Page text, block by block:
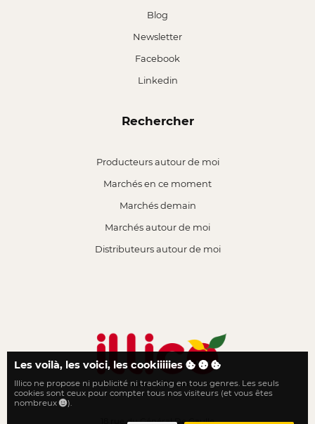
Blog
Newsletter
Facebook
Linkedin
Rechercher
Producteurs autour de moi
Marchés en ce moment
Marchés demain
Marchés autour de moi
Distributeurs autour de moi
Le local n'a jamais été aussi proche
18 rue du Général De Gaulle
Les voilà, les voici, les cookiiiiies
Illico ne propose ni publicité ni tracking en tous genres. Les seuls
cookies sont ceux pour compter tous nos visiteurs (et vous êtes
nombreux
).